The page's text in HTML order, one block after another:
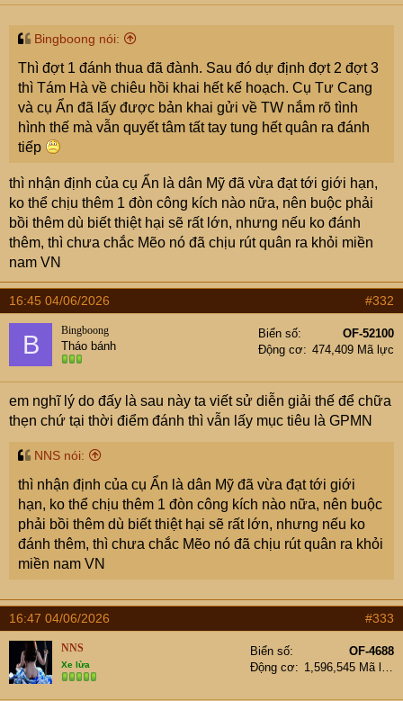
ko đc nói với ai. Sang ngày thứ 4 thì 9 bà sẽ rỷ tai bí mật
với 81 bà khác. Ngày 5 sẽ là 729 bà tiếp. . Và nd quận
em sẽ : thôi anh chị xin các chú..nó mà biết thì chị chết.
Sang bên kia đường xem thế nào..nhà đấy nó rộng tha
hồ xếp súng.
Bingboong nói:
Thì đợt 1 đánh thua đã đành. Sau đó dự định đợt 2 đợt 3
thì Tám Hà về chiêu hồi khai hết kế hoạch. Cụ Tư Cang
và cụ Ẩn đã lấy được bản khai gửi về TW nắm rõ tình
hình thế mà vẫn quyết tâm tất tay tung hết quân ra đánh
tiếp
thì nhận định của cụ Ẩn là dân Mỹ đã vừa đạt tới giới hạn,
ko thể chịu thêm 1 đòn công kích nào nữa, nên buộc phải
bồi thêm dù biết thiệt hại sẽ rất lớn, nhưng nếu ko đánh
thêm, thì chưa chắc Mẽo nó đã chịu rút quân ra khỏi miền
nam VN
16:45 04/06/2026 #332
B Bingboong
Tháo bánh
Biển số
OF-52100
Động cơ
474,409 Mã lực
em nghĩ lý do đấy là sau này ta viết sử diễn giải thế để chữa
thẹn chứ tại thời điểm đánh thì vẫn lấy mục tiêu là GPMN
NNS nói:
thì nhận định của cụ Ẩn là dân Mỹ đã vừa đạt tới giới
hạn, ko thể chịu thêm 1 đòn công kích nào nữa, nên buộc
phải bồi thêm dù biết thiệt hại sẽ rất lớn, nhưng nếu ko
đánh thêm, thì chưa chắc Mẽo nó đã chịu rút quân ra khỏi
miền nam VN
16:47 04/06/2026 #333
NNS
Xe lừa
Biển số
OF-4688
Động cơ
1,596,545 Mã lực